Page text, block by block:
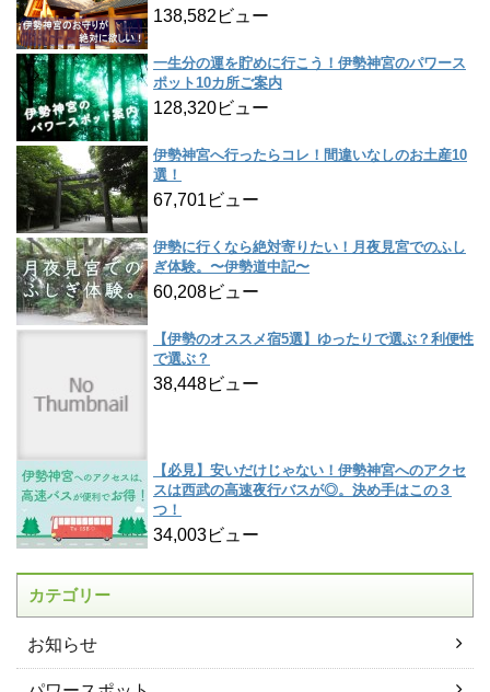
138,582ビュー
一生分の運を貯めに行こう！伊勢神宮のパワース
ポット10カ所ご案内
128,320ビュー
伊勢神宮へ行ったらコレ！間違いなしのお土産10
選！
67,701ビュー
伊勢に行くなら絶対寄りたい！月夜見宮でのふし
ぎ体験。〜伊勢道中記〜
60,208ビュー
【伊勢のオススメ宿5選】ゆったりで選ぶ？利便性
で選ぶ？
38,448ビュー
【必見】安いだけじゃない！伊勢神宮へのアクセ
スは西武の高速夜行バスが◎。決め手はこの３
つ！
34,003ビュー
カテゴリー
お知らせ